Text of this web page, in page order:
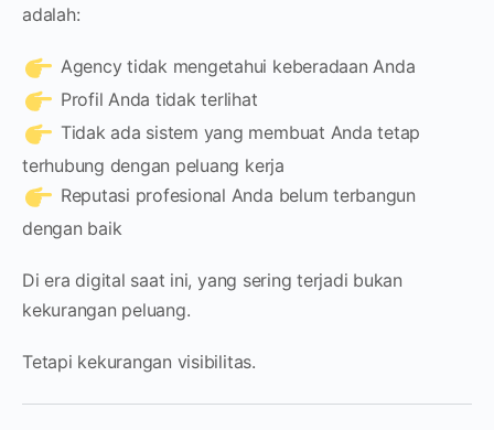
adalah:
Agency tidak mengetahui keberadaan Anda
Profil Anda tidak terlihat
Tidak ada sistem yang membuat Anda tetap
terhubung dengan peluang kerja
Reputasi profesional Anda belum terbangun
dengan baik
Di era digital saat ini, yang sering terjadi bukan
kekurangan peluang.
Tetapi kekurangan visibilitas.